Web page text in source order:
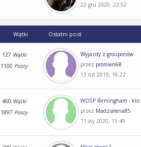
22 gru 2020, 22:52
Wątki Ostatni post
127 Wątki
1100 Posty
Wyjazdy z grouponów
przez promien68
13 lut 2019, 16:22
460 Wątki
1897 Posty
WOŚP Birmingham - kto
przez Madzialena85
11 sty 2020, 15:49